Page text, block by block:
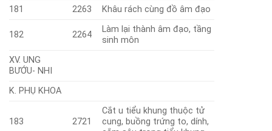
181
2263 Khâu rách cùng đồ âm đạo
182 2264
Làm lại thành âm đạo, tầng
sinh môn
XV. UNG
BƯỚU- NHI
K. PHỤ KHOA
183 2721
Cắt u tiểu khung thuộc tử
cung, buồng trứng to, dính,